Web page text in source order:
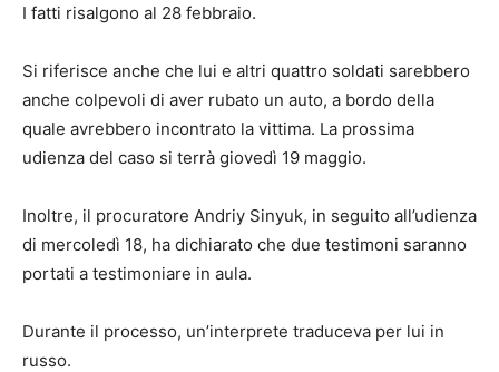
I fatti risalgono al 28 febbraio.
Si riferisce anche che lui e altri quattro soldati sarebbero
anche colpevoli di aver rubato un auto, a bordo della
quale avrebbero incontrato la vittima. La prossima
udienza del caso si terrà giovedì 19 maggio.
Inoltre, il procuratore Andriy Sinyuk, in seguito all’udienza
di mercoledì 18, ha dichiarato che due testimoni saranno
portati a testimoniare in aula.
Durante il processo, un’interprete traduceva per lui in
russo.